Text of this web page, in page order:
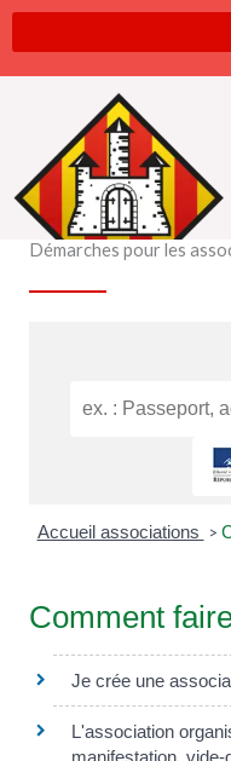
Aller
au
contenu
Démarches pour les
Accueil associations >
Comment
Je crée une
L'association
manifestation, vide-